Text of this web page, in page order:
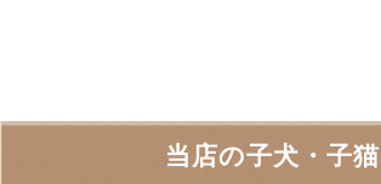
当店の子犬・子猫